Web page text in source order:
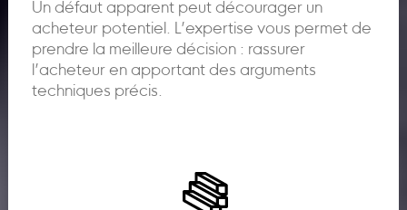
Un défaut apparent peut décourager un
acheteur potentiel. L’expertise vous permet de
prendre la meilleure décision : rassurer
l’acheteur en apportant des arguments
techniques précis.